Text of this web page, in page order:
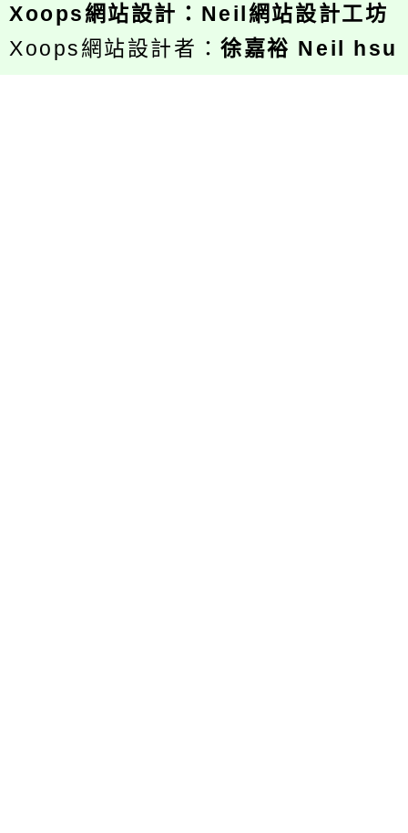
Xoops網站設計 ： Neil網站設計工坊
Xoops網站設計者：徐嘉裕 Neil hsu